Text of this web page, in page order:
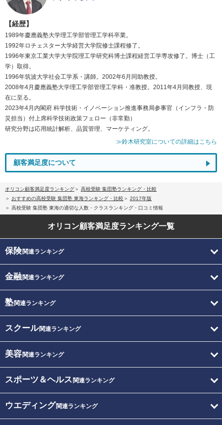
【経歴】
1989年慶應義塾大学理工学部管理工学科卒業。
1992年ロチェスター大学経営大学院修士課程修了。
1996年東京工業大学大学院理工学研究科博士課程経営工学専攻修了。博士（工
学）取得。
1996年筑波大学社会工学系・講師。2002年6月同助教授。
2008年4月慶應義塾大学理工学部管理工学科・准教授。2011年4月同教授、現
在に至る。
2023年4月内閣府 科学技術・イノベーション推進事務局参事官（インフラ・防
災担当）付上席科学技術政策フェロー（非常勤）
研究分野は応用統計解析、品質管理、マーケティング。
≫鈴木研究室についての詳細はこちら
顧客満足度について
オリコン顧客満足度ランキング
高校受験 集団塾ランキング・比較
おすすめの高校受験 集団塾 東海ランキング・比較
2017年版
高校受験 集団塾 東海の適切な人数・クラスランキング・口コミ情報
オリコン顧客満足度ランキング一覧
保険関連ランキング
金融関連ランキング
塾関連ランキング
スクール関連ランキング
美容関連ランキング
スポーツ＆ヘルス 関連ランキング
ウエディング関連ランキング